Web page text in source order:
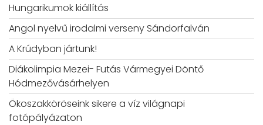
Hungarikumok kiállítás
Angol nyelvű irodalmi verseny Sándorfalván
A Krúdyban jártunk!
Diákolimpia Mezei- Futás Vármegyei Döntő
Hódmezővásárhelyen
Ökoszakköröseink sikere a víz világnapi
fotópályázaton